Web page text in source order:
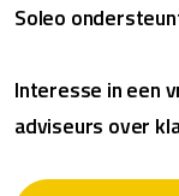
Soleo
Interesse in een
adviseurs over